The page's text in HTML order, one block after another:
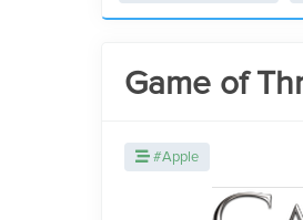
Game of
#Apple